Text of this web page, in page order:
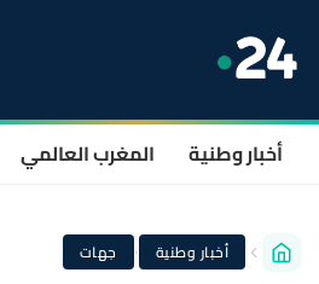
أخبار وطنية المغرب العالمي
أخبار وطنية · جهات